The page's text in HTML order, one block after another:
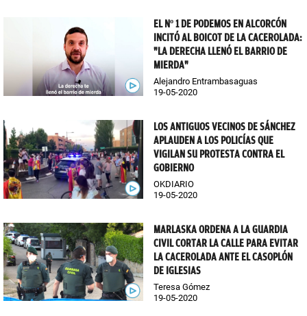
EL Nº 1 DE PODEMOS EN ALCORCÓN
INCITÓ AL BOICOT DE LA CACEROLADA:
"LA DERECHA LLENÓ EL BARRIO DE
MIERDA"
Alejandro Entrambasaguas
19-05-2020
LOS ANTIGUOS VECINOS DE SÁNCHEZ
APLAUDEN A LOS POLICÍAS QUE
VIGILAN SU PROTESTA CONTRA EL
GOBIERNO
OKDIARIO
19-05-2020
MARLASKA ORDENA A LA GUARDIA
CIVIL CORTAR LA CALLE PARA EVITAR
LA CACEROLADA ANTE EL CASOPLÓN
DE IGLESIAS
Teresa Gómez
19-05-2020